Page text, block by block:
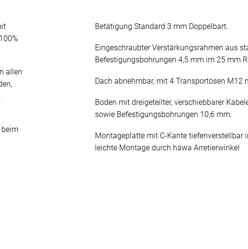
allen
Betätigung Standard 3 mm Doppelbart.
Eingeschraubter Verstärkungsrahmen aus
Befestigungsbohrungen 4,5 mm im 25 mm
Dach abnehmbar, mit 4 Transportösen M12
Boden mit dreigeteilter, verschiebbarer
sowie Befestigungsbohrungen 10,6 mm.
Montageplatte mit C-Kante tiefenverstellbar
leichte Montage durch häwa Arretierwinkel